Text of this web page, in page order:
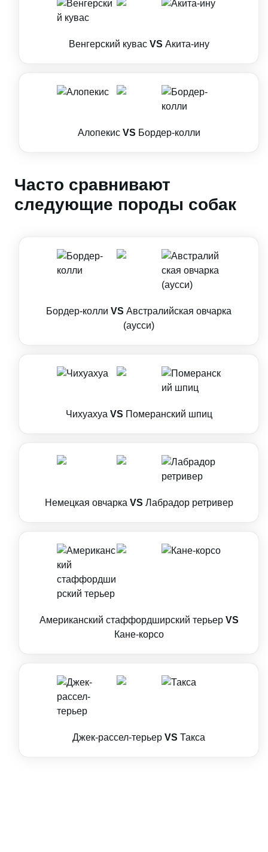
Венгерский кувас VS Акита-ину
Алопекис VS Бордер-колли
Часто сравнивают
следующие породы собак
Бордер-колли VS Австралийская овчарка
(аусси)
Чихуахуа VS Померанский шпиц
Немецкая овчарка VS Лабрадор ретривер
Американский стаффордширский терьер VS
Кане-корсо
Джек-рассел-терьер VS Такса